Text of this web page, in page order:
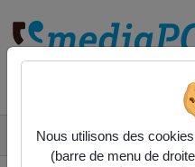
01 - Droit constitutionnel
Nous utilisons des
(barre de menu de